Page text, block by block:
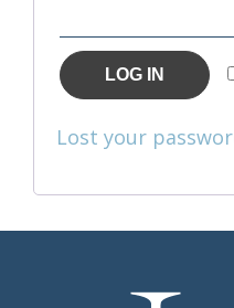
LOG IN
Lost your